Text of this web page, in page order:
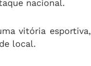
nacional.
vitória
local.